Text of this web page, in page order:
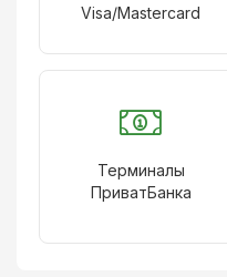
Visa/Mastercard
Терминалы
ПриватБанка